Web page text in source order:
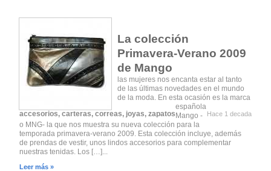
accesorios,carteras,correas, joyas,zapatos Hace 1 decada
La colección
Primavera-Verano 2009
de Mango
las mujeres nos encanta estar al tanto
de las últimas novedades en el mundo
de la moda. En esta ocasión es la marca
española
Mango -
o MNG- la que nos muestra su nueva colección para la
temporada primavera-verano 2009. Esta colección incluye, además
de prendas de vestir, unos lindos accesorios para complementar
nuestras tenidas. Los […]...
Leer más »